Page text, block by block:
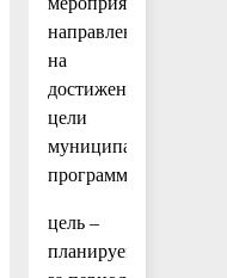
направленных
на
достижение
цели
муниципальной
программы;
цель –
планируемый